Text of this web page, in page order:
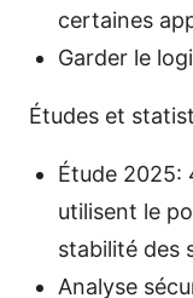
certaines
Garder le
Études et
Étude 2025:
utilisent le
stabilité des
Analyse